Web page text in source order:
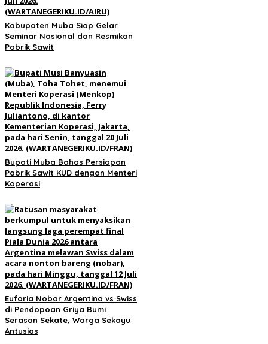
Kabupaten Muba Siap Gelar
Seminar Nasional dan Resmikan
Pabrik Sawit
Bupati Muba Bahas Persiapan
Pabrik Sawit KUD dengan Menteri
Koperasi
Euforia Nobar Argentina vs Swiss
di Pendopoan Griya Bumi
Serasan Sekate, Warga Sekayu
Antusias